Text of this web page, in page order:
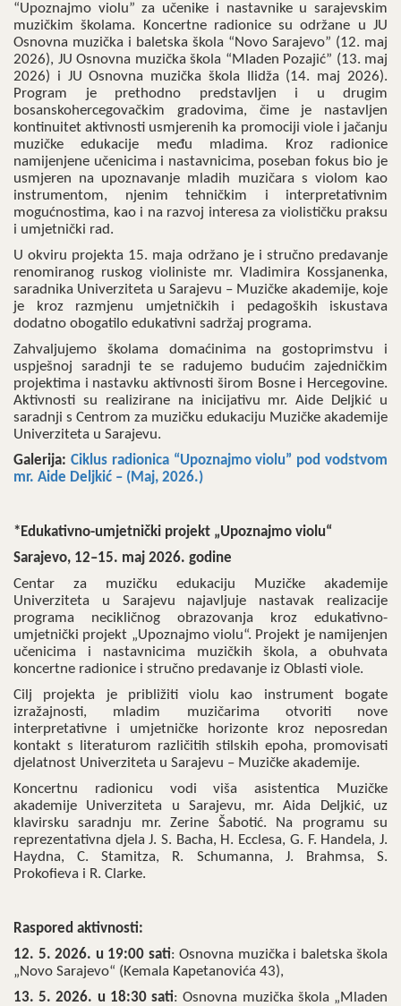
“Upoznajmo violu” za učenike i nastavnike u sarajevskim
muzičkim školama. Koncertne radionice su održane u JU
Osnovna muzička i baletska škola “Novo Sarajevo” (12. maj
2026), JU Osnovna muzička škola “Mladen Pozajić” (13. maj
2026) i JU Osnovna muzička škola Ilidža (14. maj 2026).
Program je prethodno predstavljen i u drugim
bosanskohercegovačkim gradovima, čime je nastavljen
kontinuitet aktivnosti usmjerenih ka promociji viole i jačanju
muzičke edukacije među mladima. Kroz radionice
namijenjene učenicima i nastavnicima, poseban fokus bio je
usmjeren na upoznavanje mladih muzičara s violom kao
instrumentom, njenim tehničkim i interpretativnim
mogućnostima, kao i na razvoj interesa za violističku praksu
i umjetnički rad.
U okviru projekta 15. maja održano je i stručno predavanje
renomiranog ruskog violiniste mr. Vladimira Kossjanenka,
saradnika Univerziteta u Sarajevu – Muzičke akademije, koje
je kroz razmjenu umjetničkih i pedagoških iskustava
dodatno obogatilo edukativni sadržaj programa.
Zahvaljujemo školama domaćinima na gostoprimstvu i
uspješnoj saradnji te se radujemo budućim zajedničkim
projektima i nastavku aktivnosti širom Bosne i Hercegovine.
Aktivnosti su realizirane na inicijativu mr. Aide Deljkić u
saradnji s Centrom za muzičku edukaciju Muzičke akademije
Univerziteta u Sarajevu.
Galerija: Ciklus radionica “Upoznajmo violu” pod vodstvom
mr. Aide Deljkić – (Maj, 2026.)
*Edukativno-umjetnički projekt „Upoznajmo violu“
Sarajevo, 12–15. maj 2026. godine
Centar za muzičku edukaciju Muzičke akademije
Univerziteta u Sarajevu najavljuje nastavak realizacije
programa necikličnog obrazovanja kroz edukativno-
umjetnički projekt „Upoznajmo violu“. Projekt je namijenjen
učenicima i nastavnicima muzičkih škola, a obuhvata
koncertne radionice i stručno predavanje iz Oblasti viole.
Cilj projekta je približiti violu kao instrument bogate
izražajnosti, mladim muzičarima otvoriti nove
interpretativne i umjetničke horizonte kroz neposredan
kontakt s literaturom različitih stilskih epoha, promovisati
djelatnost Univerziteta u Sarajevu – Muzičke akademije.
Koncertnu radionicu vodi viša asistentica Muzičke
akademije Univerziteta u Sarajevu, mr. Aida Deljkić, uz
klavirsku saradnju mr. Zerine Šabotić. Na programu su
reprezentativna djela J. S. Bacha, H. Ecclesa, G. F. Handela, J.
Haydna, C. Stamitza, R. Schumanna, J. Brahmsa, S.
Prokofieva i R. Clarke.
Raspored aktivnosti:
12. 5. 2026. u 19:00 sati: Osnovna muzička i baletska škola
„Novo Sarajevo“ (Kemala Kapetanovića 43),
13. 5. 2026. u 18:30 sati: Osnovna muzička škola „Mladen